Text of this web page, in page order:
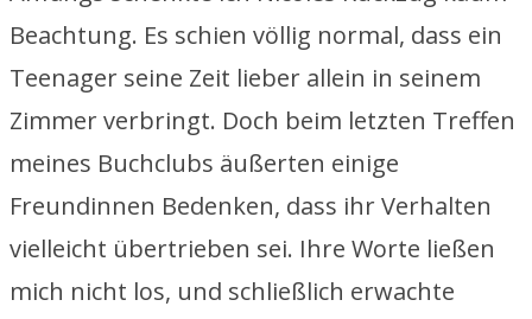
Beachtung. Es schien völlig normal, dass ein
Teenager seine Zeit lieber allein in seinem
Zimmer verbringt. Doch beim letzten Treffen
meines Buchclubs äußerten einige
Freundinnen Bedenken, dass ihr Verhalten
vielleicht übertrieben sei. Ihre Worte ließen
mich nicht los, und schließlich erwachte